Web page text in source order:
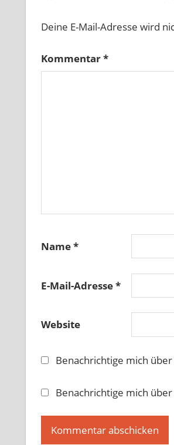
Deine E-Mail-Adresse wird
Kommentar*
Name*
E-Mail-Adresse*
Website
Benachrichtige mich
Benachrichtige mich